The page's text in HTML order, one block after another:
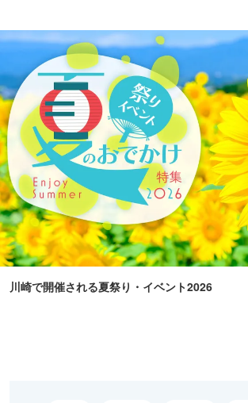
川崎で開催される夏祭り・イベント2026